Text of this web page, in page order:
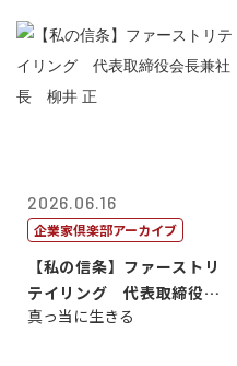
2026.06.16
企業家倶楽部アーカイブ
【私の信条】ファーストリ
テイリング 代表取締役会
長兼社長 柳...
真っ当に生きる